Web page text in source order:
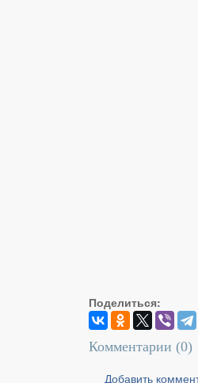
Поделиться:
Комментарии (0)
Добавить